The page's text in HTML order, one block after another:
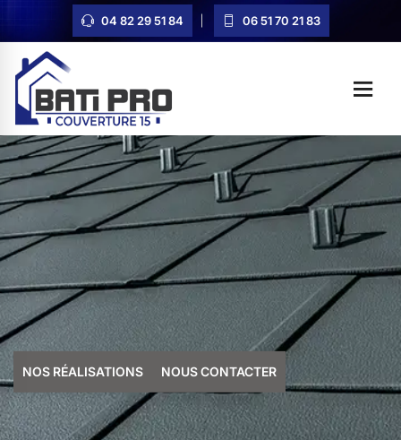
04 82 29 51 84 06 51 70 21 83
NOS RÉALISATIONS NOUS CONTACTER